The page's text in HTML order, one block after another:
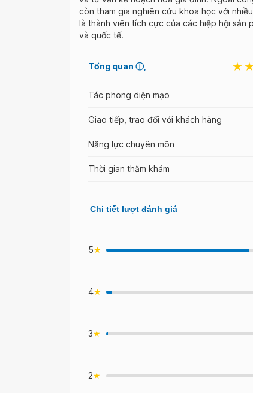
còn tham gia nghiên cứu khoa học với
là thành viên tích cực của các hiệp hội sản
và quốc tế.
Tổng quan ⓘ
Tác phong diện mạo
Giao tiếp, trao đổi với khách hàng
Năng lực chuyên môn
Thời gian thăm khám
Chi tiết lượt đánh giá
5
4 >
3 >
2 ">